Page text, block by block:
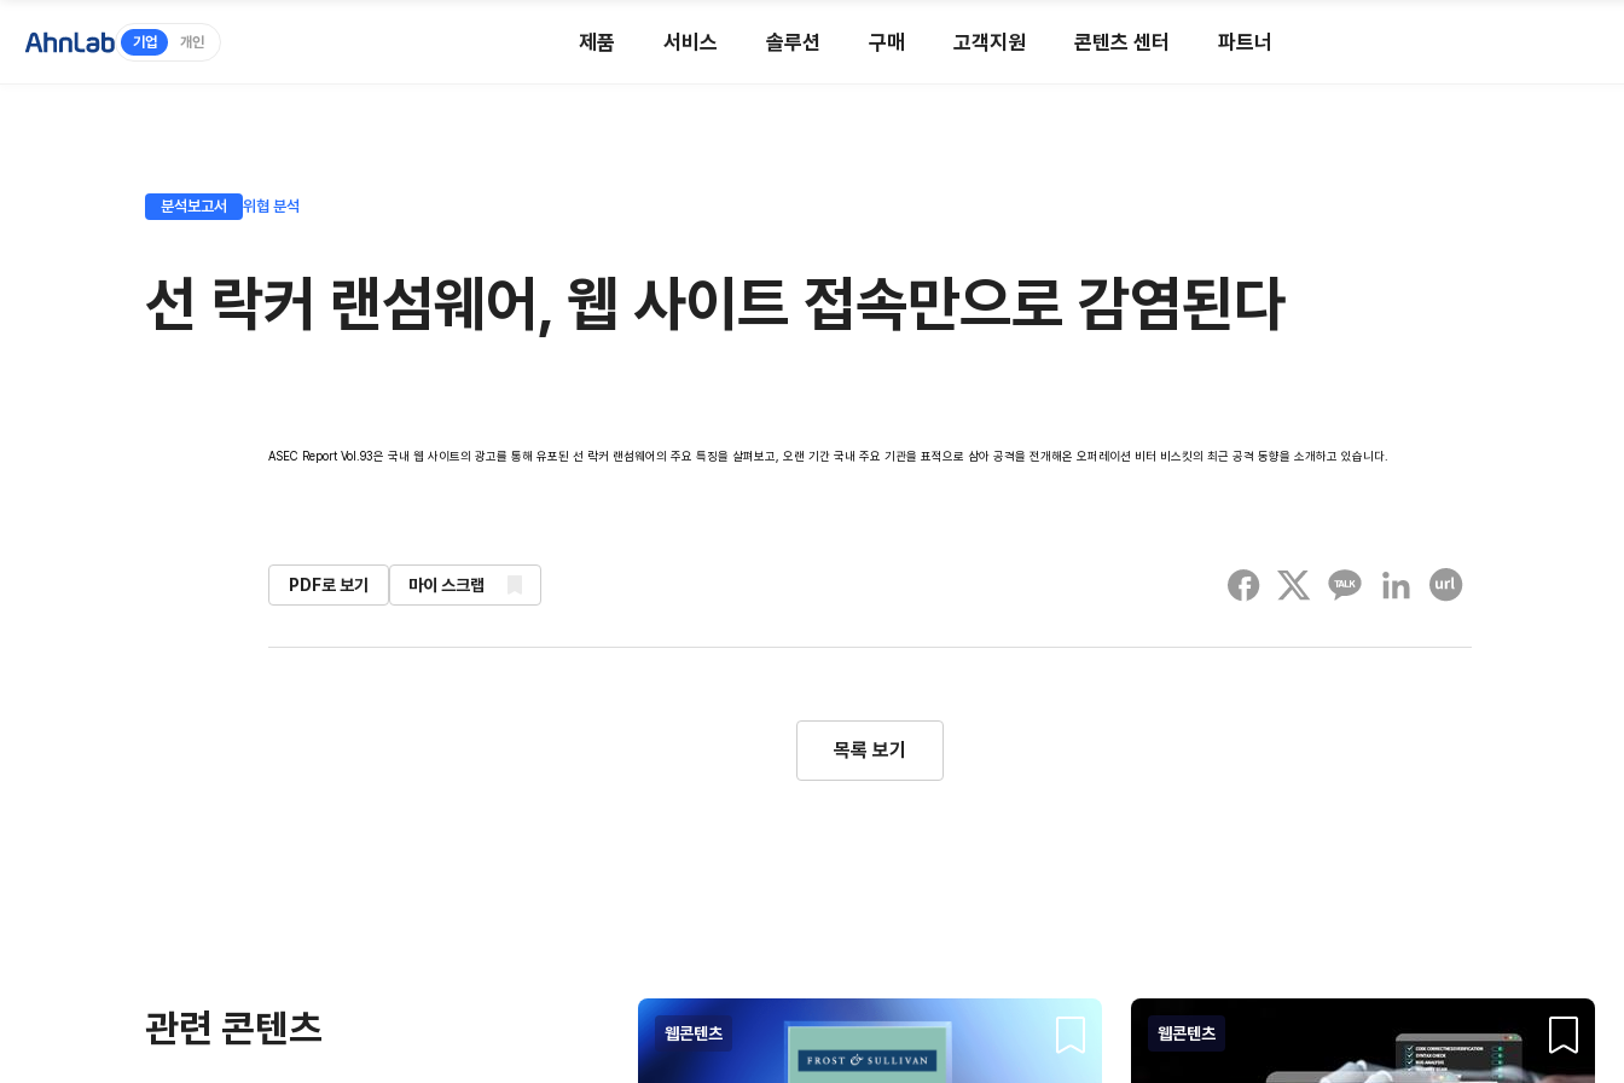
기업 개인 제품 서비스 솔루션 구매 고객지원 콘텐츠 센터 파트너
분석보고서 위협 분석
선 락커 랜섬웨어, 웹 사이트 접속만으로 감염된다​
ASEC Report Vol.93은 국내 웹 사이트의 광고를 통해 유포된 선 락커 랜섬웨어의 주요 특징을 살펴보고, 오랜 기간 국내 주요 기관을 표적으로 삼아 공격을 전개해온 오퍼레이션 비터 비스킷의 최근 공격 동향을 소개하고 있습니다.
PDF로 보기 마이 스크랩 페이스북 트위터 카카오톡 링크드인 URL 복사하기
목록 보기
관련 콘텐츠 웹콘텐츠 웹콘텐츠